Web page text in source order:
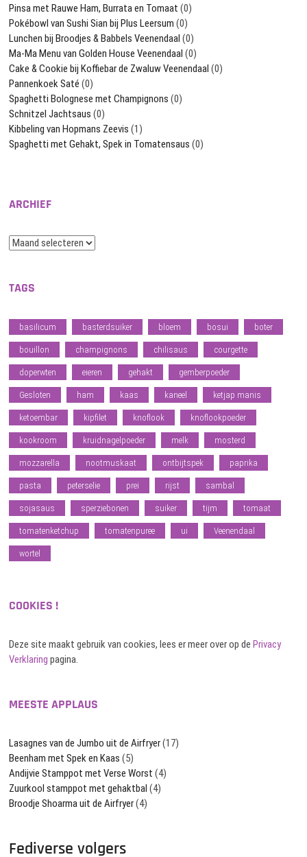
Pinsa met Rauwe Ham, Burrata en Tomaat (0)
Pokébowl van Sushi Sian bij Plus Leersum (0)
Lunchen bij Broodjes & Babbels Veenendaal (0)
Ma-Ma Menu van Golden House Veenendaal (0)
Cake & Cookie bij Koffiebar de Zwaluw Veenendaal (0)
Pannenkoek Saté (0)
Spaghetti Bolognese met Champignons (0)
Schnitzel Jachtsaus (0)
Kibbeling van Hopmans Zeevis (1)
Spaghetti met Gehakt, Spek in Tomatensaus (0)
ARCHIEF
Archief
TAGS
basilicum basterdsuiker bloem bosui boter
bouillon champignons chilisaus courgette
doperwten eieren gehakt gemberpoeder
Gesloten ham kaas kaneel ketjap manis
ketoembar kipfilet knoflook knoflookpoeder
kookroom kruidnagelpoeder melk mosterd
mozzarella nootmuskaat ontbijtspek paprika
pasta peterselie prei rijst sambal
sojasaus sperziebonen suiker tijm tomaat
tomatenketchup tomatenpuree ui Veenendaal
wortel
COOKIES !
Deze site maakt gebruik van cookies, lees er meer over op dePrivacy
Verklaring pagina.
MEESTE APPLAUS
Lasagnes van de Jumbo uit de Airfryer(17)
Beenham met Spek en Kaas (5)
Andijvie Stamppot met Verse Worst (4)
Zuurkool stamppot met gehaktbal (4)
Broodje Shoarma uit de Airfryer(4)
Fediverse volgers